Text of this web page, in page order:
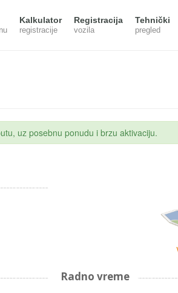
Kalkulator
registracije
Registracija
vozila
Tehnički
pregled
uz posebnu ponudu i brzu aktivaciju.
Radno vreme